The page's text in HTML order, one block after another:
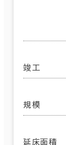
竣工
規模
延床面積